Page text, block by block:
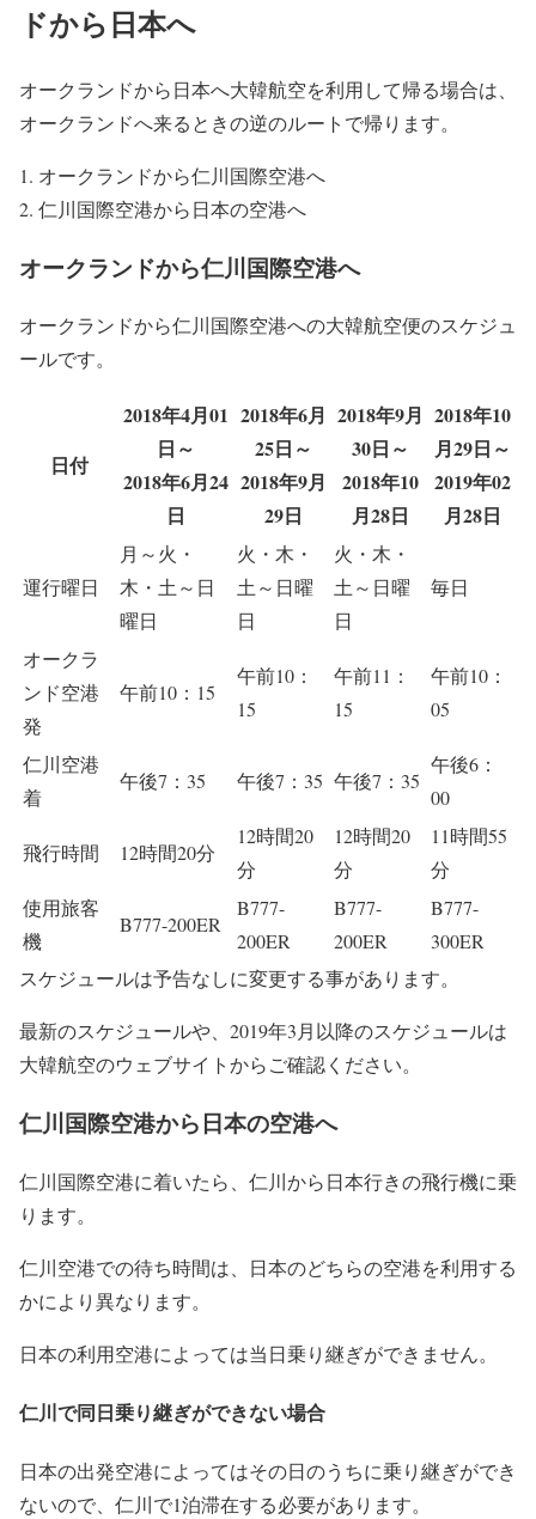
ドから日本へ
オークランドから日本へ大韓航空を利用して帰る場合は、
オークランドへ来るときの逆のルートで帰ります。
オークランドから仁川国際空港へ
仁川国際空港から日本の空港へ
オークランドから仁川国際空港へ
オークランドから仁川国際空港への大韓航空便のスケジュ
ールです。
日付
2018年4月01
日～
2018年6月24
日
2018年6月
25日～
2018年9月
29日
2018年9月
30日～
2018年10
月28日
2018年10
月29日～
2019年02
月28日
運行曜日
月～火・
木・土～日
曜日
火・木・
土～日曜
日
火・木・
土～日曜
日
毎日
オークラ
ンド空港
発
午前10：15
午前10：
15
午前11：
15
午前10：
05
仁川空港
着
午後7：35 午後7：35 午後7：35
午後6：
00
飛行時間 12時間20分
12時間20
分
12時間20
分
11時間55
分
使用旅客
機
B777-200ER
B777-
200ER
B777-
200ER
B777-
300ER
スケジュールは予告なしに変更する事があります。
最新のスケジュールや、2019年3月以降のスケジュールは
大韓航空のウェブサイトからご確認ください。
仁川国際空港から日本の空港へ
仁川国際空港に着いたら、仁川から日本行きの飛行機に乗
ります。
仁川空港での待ち時間は、日本のどちらの空港を利用する
かにより異なります。
日本の利用空港によっては当日乗り継ぎができません。
仁川で同日乗り継ぎができない場合
日本の出発空港によってはその日のうちに乗り継ぎができ
ないので、仁川で1泊滞在する必要があります。